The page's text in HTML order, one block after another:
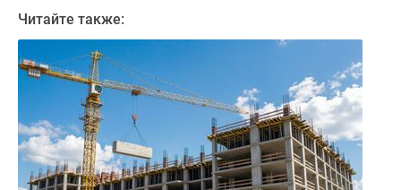
Новостройки
класса
Новостройки
класса
Рассрочка
Траншевая
ипотека
Читайте также: